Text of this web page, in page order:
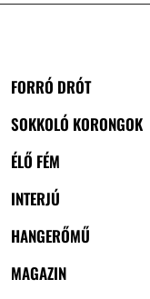
FORRÓ DRÓT
SOKKOLÓ KORONGOK
ÉLŐ FÉM
INTERJÚ
HANGERŐMŰ
MAGAZIN